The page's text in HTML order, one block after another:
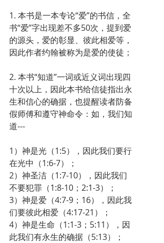
1. 本书是一本专论“爱”的书信，全
书“爱”字出现差不多50次，提到爱
的源头，爱的彰显、彼此相爱等，
因此作者约翰被称为是爱的使徒；
2. 本书“知道”一词或近义词出现四
十次以上，因此本书给信徒指出永
生和信心的确据，也提醒读者防备
假师傅和遵守神命令：如，我们知
道---
1）神是光（1:5），因此我们要行
在光中（1:6-7）；
2）神圣洁（1:7-10），因此我们
不要犯罪（1:8-10；2:1-3）；
3）神是爱（4:7-9；16），因此我
们要彼此相爱（4:17-21）；
4）神是生命（1:1-3；5:11），因
此我们有永生的确据（5:13）；